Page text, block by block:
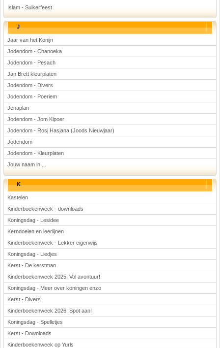
Islam - Suikerfeest
J
Jaar van het Konijn
Jodendom - Chanoeka
Jodendom - Pesach
Jan Brett kleurplaten
Jodendom - Divers
Jodendom - Poeriem
Jenaplan
Jodendom - Jom Kipoer
Jodendom - Rosj Hasjana (Joods Nieuwjaar)
Jodendom
Jodendom - Kleurplaten
Jouw naam in ...
K
Kastelen
Kinderboekenweek - downloads
Koningsdag - Lesidee
Kerndoelen en leerlijnen
Kinderboekenweek - Lekker eigenwijs
Koningsdag - Liedjes
Kerst - De kerstman
Kinderboekenweek 2025: Vol avontuur!
Koningsdag - Meer over koningen enzo
Kerst - Divers
Kinderboekenweek 2026: Spot aan!
Koningsdag - Spelletjes
Kerst - Downloads
Kinderboekenweek op Yurls